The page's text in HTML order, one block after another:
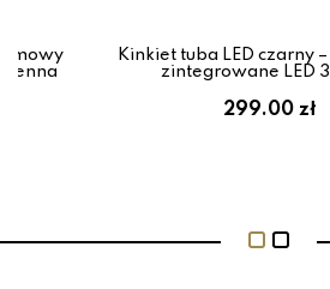
Kinkiet tuba LED czarny
zintegrowane LED
299.00 zł